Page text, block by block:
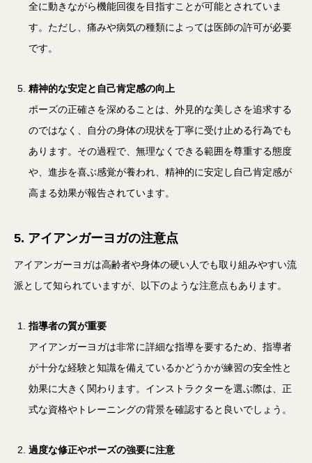
全に動きながら機能回復を目指すことが可能とされていま
す。ただし、痛みや病気の種類によっては医師の許可が必要
です。
精神的な安定と自己肯定感の向上
ポーズの正確さを深めることは、外見的な美しさを追求する
のではなく、自分の身体の現状を丁寧に受け止める行為でも
あります。その過程で、無理なくできる範囲を尊重する態度
や、進歩を喜ぶ感覚が養われ、精神的に安定し自己肯定感が
高まる効果が報告されています。
5. アイアンガーヨガの注意点
アイアンガーヨガは高齢者や身体の硬い人でも取り組みやすい流
派として知られていますが、以下のような注意点もあります。
指導者の質が重要
アイアンガーヨガは非常に詳細な指導を要するため、指導者
が十分な経験と知識を備えているかどうかが練習の安全性と
効果に大きく関わります。インストラクターを選ぶ際は、正
式な資格やトレーニングの背景を確認すると良いでしょう。
過度な修正やポーズの強要に注意